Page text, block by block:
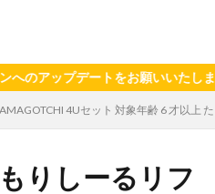
デートをお願いいたします（
4Uセット 対象年齢 6 才以上
りしーるリフ